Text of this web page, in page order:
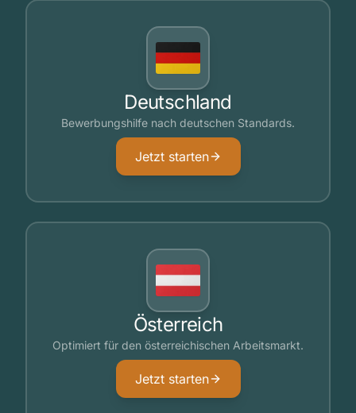
Deutschland
Bewerbungshilfe nach deutschen Standards.
Jetzt starten
Österreich
Optimiert für den österreichischen Arbeitsmarkt.
Jetzt starten